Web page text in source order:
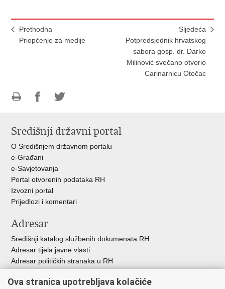
Prethodna
Priopćenje za medije
Sljedeća
Potpredsjednik hrvatskog
sabora gosp. dr. Darko
Milinović svečano otvorio
Carinarnicu Otočac
FacebookuTwitteru
Središnji državni portal
O Središnjem državnom portalu
e-Građani
e-Savjetovanja
Portal otvorenih podataka RH
Izvozni portal
Prijedlozi i komentari
Adresar
Središnji katalog službenih dokumenata RH
Adresar tijela javne vlasti
Adresar političkih stranaka u RH
Besplatni telefoni javne uprave
Ova stranica upotrebljava kolačiće